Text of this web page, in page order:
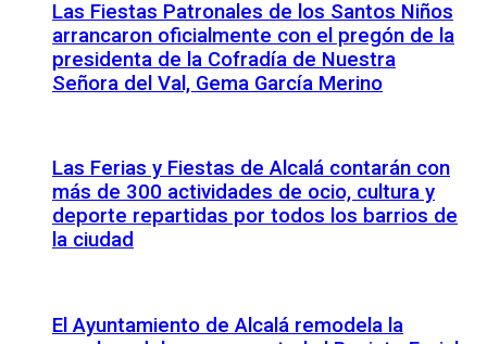
Las Fiestas Patronales de los Santos Niños
arrancaron oficialmente con el pregón de la
presidenta de la Cofradía de Nuestra
Señora del Val, Gema García Merino
Las Ferias y Fiestas de Alcalá contarán con
más de 300 actividades de ocio, cultura y
deporte repartidas por todos los barrios de
la ciudad
El Ayuntamiento de Alcalá remodela la